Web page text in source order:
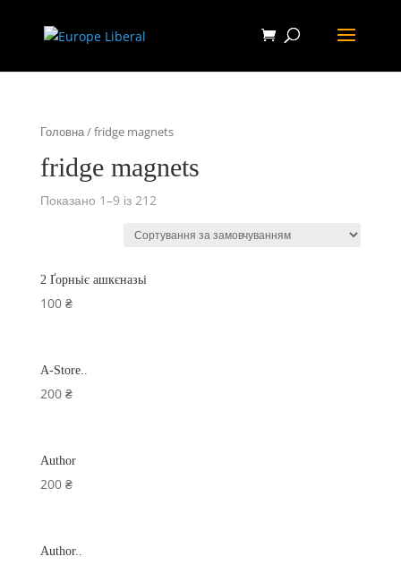
Головна/ fridge magnets
fridge magnets
Показано 1–9 із 212
2 Ґорньіє ашкєназьі
100 ₴
A-Store..
200 ₴
Author
200 ₴
Author..